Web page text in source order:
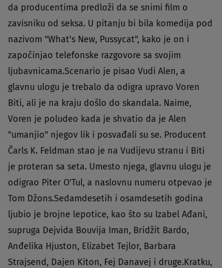
da producentima predloži da se snimi film o
zavisniku od seksa. U pitanju bi bila komedija pod
nazivom "What's New, Pussycat", kako je on i
započinjao telefonske razgovore sa svojim
ljubavnicama.Scenario je pisao Vudi Alen, a
glavnu ulogu je trebalo da odigra upravo Voren
Biti, ali je na kraju došlo do skandala. Naime,
Voren je poludeo kada je shvatio da je Alen
"umanjio" njegov lik i posvađali su se. Producent
Čarls K. Feldman stao je na Vudijevu stranu i Biti
je proteran sa seta. Umesto njega, glavnu ulogu je
odigrao Piter O'Tul, a naslovnu numeru otpevao je
Tom Džons.Sedamdesetih i osamdesetih godina
ljubio je brojne lepotice, kao što su Izabel Ađani,
supruga Dejvida Bouvija Iman, Bridžit Bardo,
Anđelika Hjuston, Elizabet Tejlor, Barbara
Strajsend, Dajen Kiton, Fej Danavej i druge.Kratku,